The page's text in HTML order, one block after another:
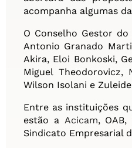
acompanha algumas
O Conselho Gestor
Antonio Granado
Akira, Eloi Bonkoski,
Miguel Theodorovicz,
Wilson Isolani e
Entre as instituições
estão a Acicam,
Sindicato Empresarial